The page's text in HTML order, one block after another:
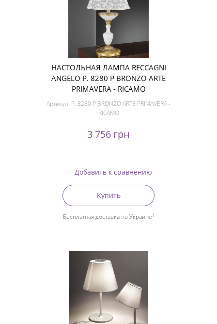
НАСТОЛЬНАЯ ЛАМПА RECCAGNI
ANGELO P. 8280 P BRONZO ARTE
PRIMAVERA - RICAMO
Артикул: P. 8280 P BRONZO ARTE PRIMAVERA -
RICAMO
3 756 грн
Добавить к сравнению
Купить
Бесплатная доставка по Украине1